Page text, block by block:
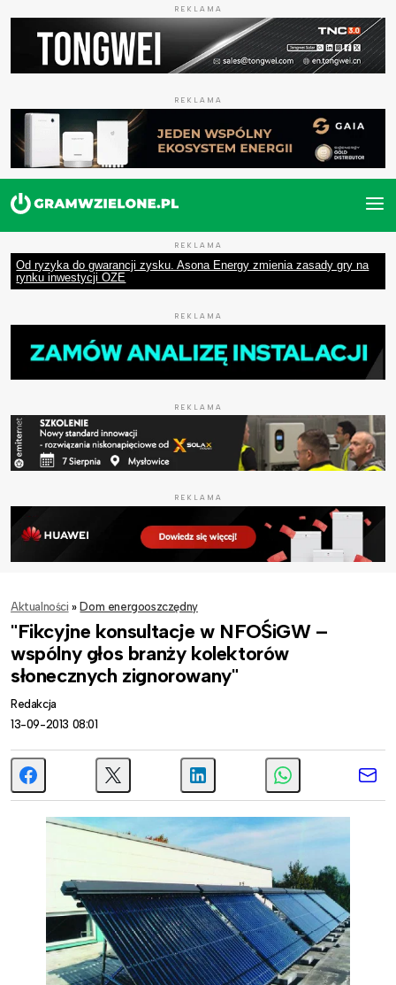
REKLAMA
REKLAMA
REKLAMA
Od ryzyka do gwarancji zysku. Asona Energy zmienia zasady gry na
rynku inwestycji OZE
REKLAMA
REKLAMA
REKLAMA
Aktualności » Dom energooszczędny
"Fikcyjne konsultacje w NFOŚiGW –
wspólny głos branży kolektorów
słonecznych zignorowany"
Redakcja
13-09-2013 08:01